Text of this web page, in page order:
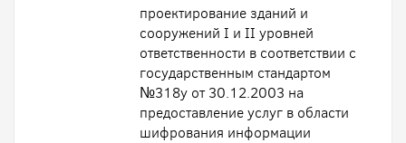
проектирование зданий и
сооружений I и II уровней
ответственности в соответствии с
государственным стандартом
№318у от 30.12.2003 на
предоставление услуг в области
шифрования информации